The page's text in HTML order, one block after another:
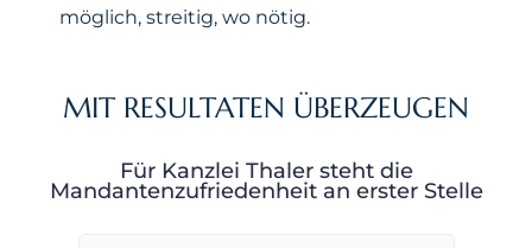
möglich, streitig, wo nötig.
MIT RESULTATEN ÜBERZEUGEN
Für Kanzlei Thaler steht die
Mandantenzufriedenheit an erster Stelle